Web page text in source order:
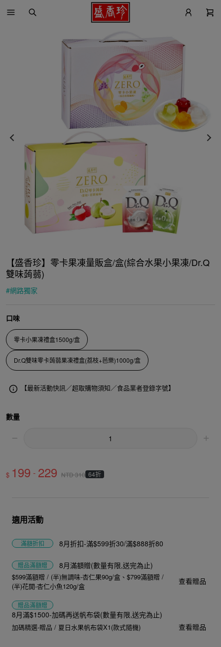
【盛香珍】零卡果凍量販盒/盒(綜合水果小果凍/Dr.Q
雙味蒟蒻)
#網路獨家
口味
零卡小果凍禮盒1500g/盒
Dr.Q雙味零卡蒟蒻果凍禮盒(荔枝+芭樂)1000g/盒
【最新活動快訊／超取購物須知／食品業者登錄字號】
數量
$ 199 - 229 NTD310 64折
適用活動
滿額折扣 8月折扣-滿$599折30/滿$888折80
贈品滿額贈 8月滿額贈(數量有限,送完為止)
$599滿額贈 / (半)無調味-杏仁果90g/盒
$799滿額贈 /
(半)花開-杏仁小魚120g/盒
查看贈品
贈品滿額贈
8月滿$1500-加碼再送帆布袋(數量有限,送完為止)
加碼精選-贈品 / 夏日水果帆布袋X1(款式隨機) 查看贈品